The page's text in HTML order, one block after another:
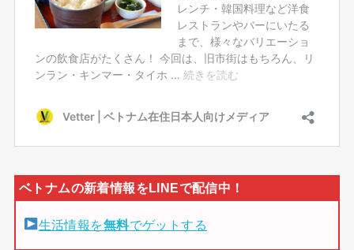
生活情報を無料でゲットする